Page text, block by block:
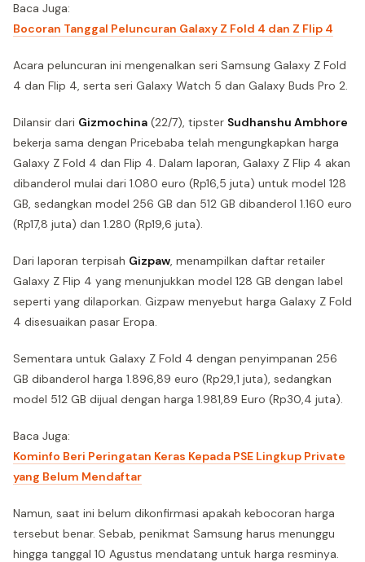
Baca Juga:
Bocoran Tanggal Peluncuran Galaxy Z Fold 4 dan Z Flip 4
Acara peluncuran ini mengenalkan seri Samsung Galaxy Z Fold
4 dan Flip 4, serta seri Galaxy Watch 5 dan Galaxy Buds Pro 2.
Dilansir dari Gizmochina (22/7), tipster Sudhanshu Ambhore
bekerja sama dengan Pricebaba telah mengungkapkan harga
Galaxy Z Fold 4 dan Flip 4. Dalam laporan, Galaxy Z Flip 4 akan
dibanderol mulai dari 1.080 euro (Rp16,5 juta) untuk model 128
GB, sedangkan model 256 GB dan 512 GB dibanderol 1.160 euro
(Rp17,8 juta) dan 1.280 (Rp19,6 juta).
Dari laporan terpisah Gizpaw, menampilkan daftar retailer
Galaxy Z Flip 4 yang menunjukkan model 128 GB dengan label
seperti yang dilaporkan. Gizpaw menyebut harga Galaxy Z Fold
4 disesuaikan pasar Eropa.
Sementara untuk Galaxy Z Fold 4 dengan penyimpanan 256
GB dibanderol harga 1.896,89 euro (Rp29,1 juta), sedangkan
model 512 GB dijual dengan harga 1.981,89 Euro (Rp30,4 juta).
Baca Juga:
Kominfo Beri Peringatan Keras Kepada PSE Lingkup Private
yang Belum Mendaftar
Namun, saat ini belum dikonfirmasi apakah kebocoran harga
tersebut benar. Sebab, penikmat Samsung harus menunggu
hingga tanggal 10 Agustus mendatang untuk harga resminya.